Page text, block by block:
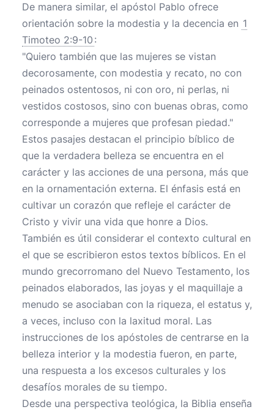
De manera similar, el apóstol Pablo ofrece
orientación sobre la modestia y la decencia en 1
Timoteo 2:9-10 :
"Quiero también que las mujeres se vistan
decorosamente, con modestia y recato, no con
peinados ostentosos, ni con oro, ni perlas, ni
vestidos costosos, sino con buenas obras, como
corresponde a mujeres que profesan piedad."
Estos pasajes destacan el principio bíblico de
que la verdadera belleza se encuentra en el
carácter y las acciones de una persona, más que
en la ornamentación externa. El énfasis está en
cultivar un corazón que refleje el carácter de
Cristo y vivir una vida que honre a Dios.
También es útil considerar el contexto cultural en
el que se escribieron estos textos bíblicos. En el
mundo grecorromano del Nuevo Testamento, los
peinados elaborados, las joyas y el maquillaje a
menudo se asociaban con la riqueza, el estatus y,
a veces, incluso con la laxitud moral. Las
instrucciones de los apóstoles de centrarse en la
belleza interior y la modestia fueron, en parte,
una respuesta a los excesos culturales y los
desafíos morales de su tiempo.
Desde una perspectiva teológica, la Biblia enseña